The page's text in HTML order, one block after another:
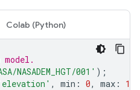
Colab (Python)
NASADEM_HGT/001' );
, min : 0, max :